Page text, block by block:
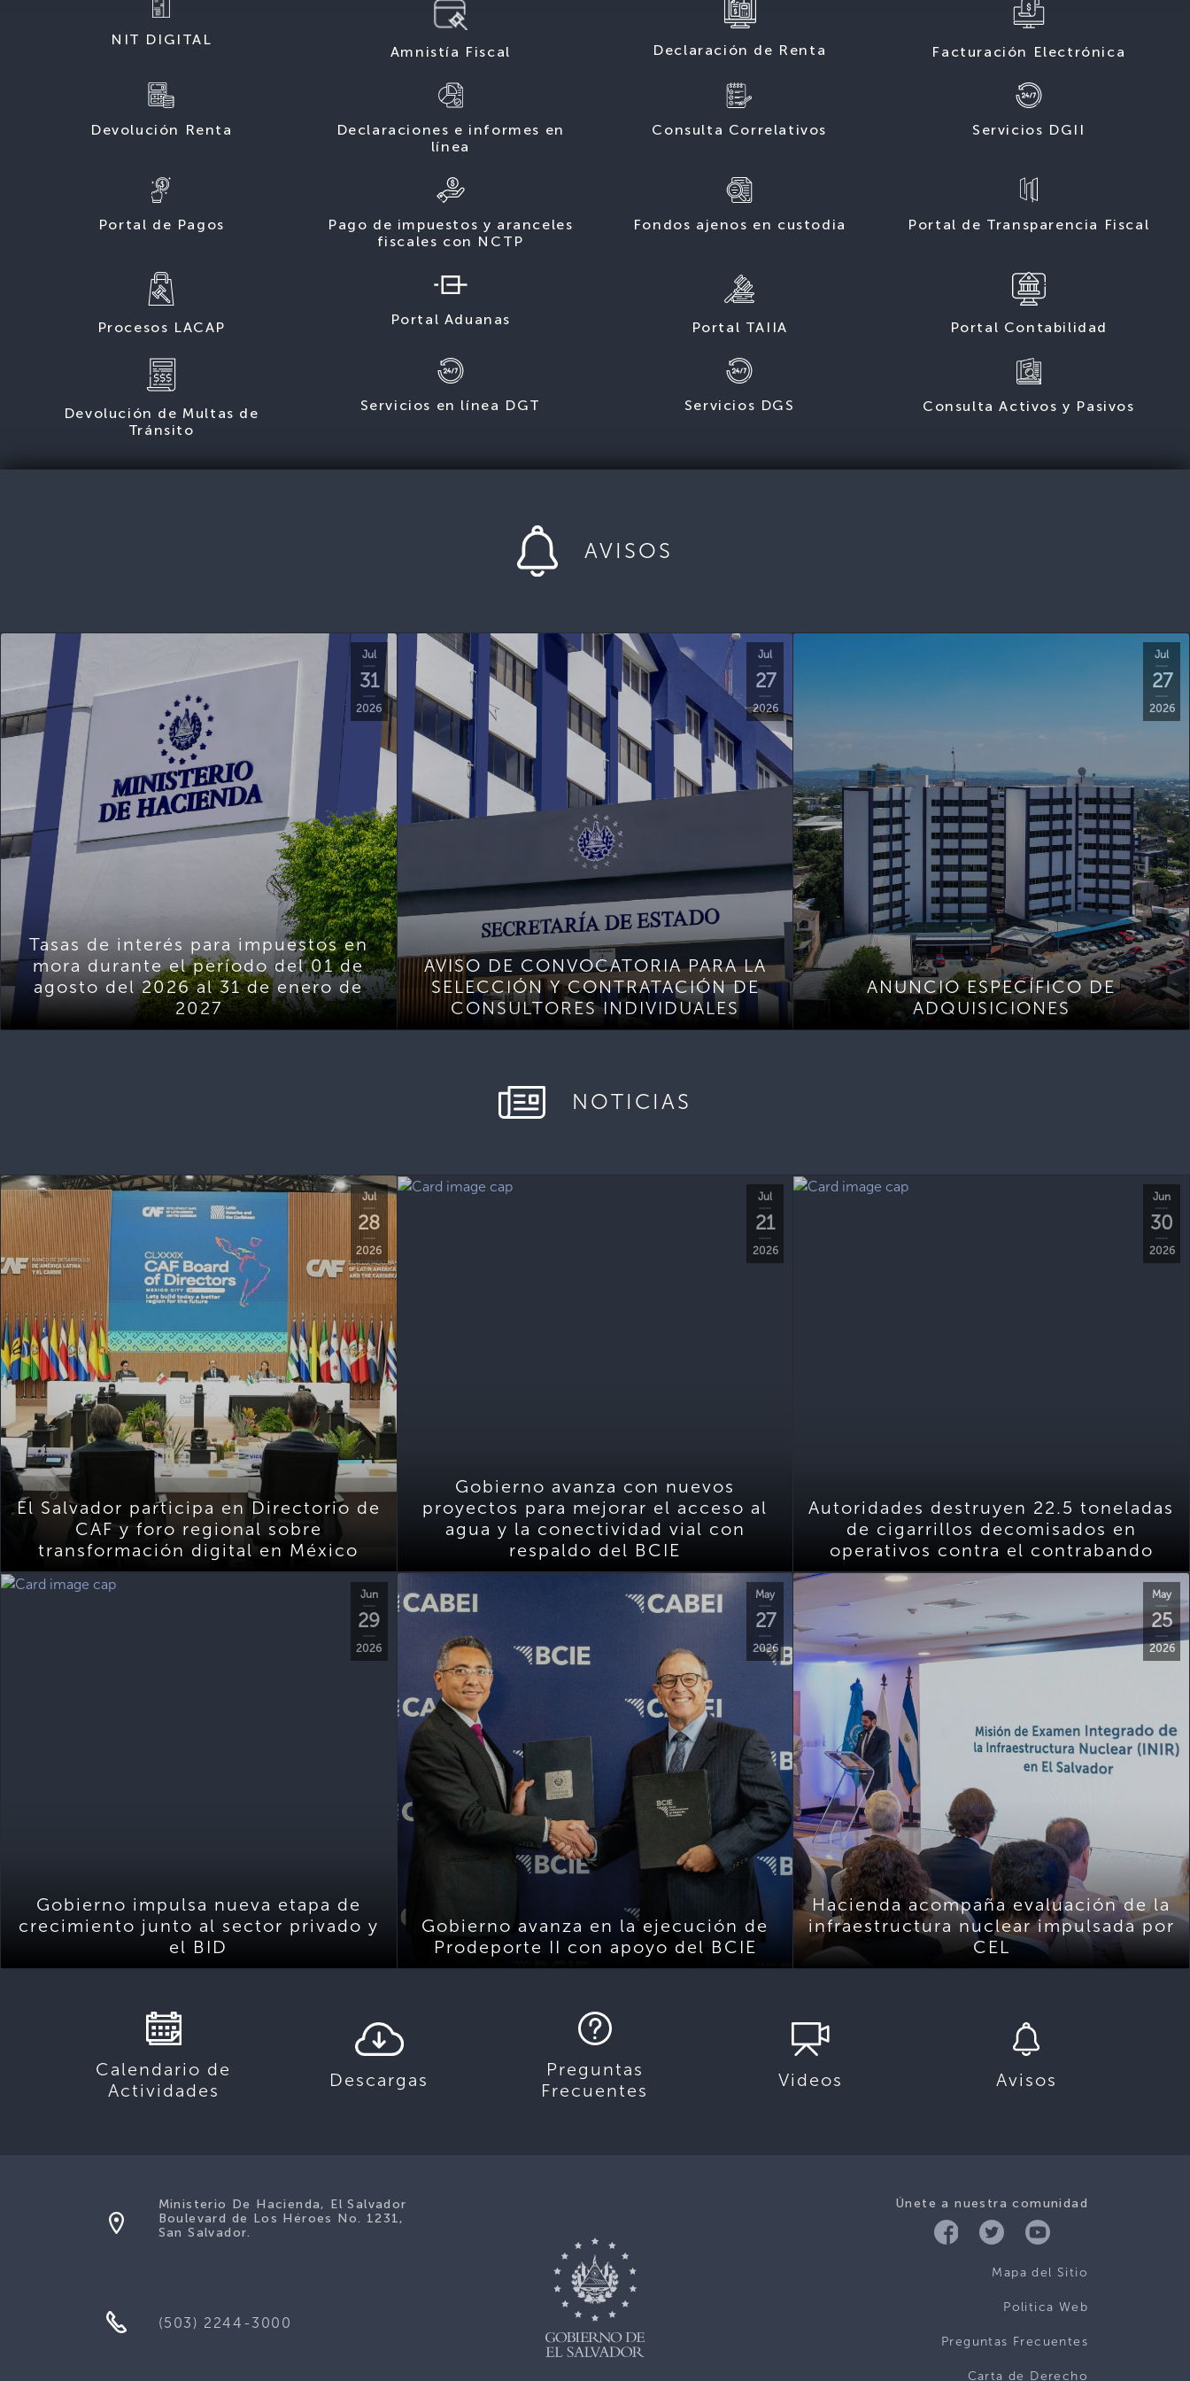
NIT DIGITAL
Amnistía Fiscal Declaración de Renta Facturación Electrónica
Devolución Renta
Declaraciones e informes en
línea
Consulta Correlativos Servicios DGII
Portal de Pagos
Pago de impuestos y aranceles
fiscales con NCTP
Fondos ajenos en custodia Portal de Transparencia Fiscal
Procesos LACAP Portal Aduanas Portal TAIIA Portal Contabilidad
Devolución de Multas de
Tránsito
Servicios en línea DGT Servicios DGS Consulta Activos y Pasivos
AVISOS
Jul
31
2026
Tasas de interés para impuestos en
mora durante el período del 01 de
agosto del 2026 al 31 de enero de
2027
Jul
27
2026
AVISO DE CONVOCATORIA PARA LA
SELECCIÓN Y CONTRATACIÓN DE
CONSULTORES INDIVIDUALES
Jul
27
2026
ANUNCIO ESPECÍFICO DE
ADQUISICIONES
NOTICIAS
Jul
28
2026
El Salvador participa en Directorio de
CAF y foro regional sobre
transformación digital en México
Jul
21
2026
Gobierno avanza con nuevos
proyectos para mejorar el acceso al
agua y la conectividad vial con
respaldo del BCIE
Jun
30
2026
Autoridades destruyen 22.5 toneladas
de cigarrillos decomisados en
operativos contra el contrabando
Jun
29
2026
Gobierno impulsa nueva etapa de
crecimiento junto al sector privado y
el BID
May
27
2026
Gobierno avanza en la ejecución de
Prodeporte II con apoyo del BCIE
May
25
2026
Hacienda acompaña evaluación de la
infraestructura nuclear impulsada por
CEL
Calendario de
Actividades
Descargas
Preguntas
Frecuentes
Videos Avisos
Únete a nuestra comunidad
Mapa del Sitio
Politica Web
Preguntas Frecuentes
Carta de Derecho
Ministerio De Hacienda, El Salvador
Boulevard de Los Héroes No. 1231,
San Salvador.
(503) 2244-3000